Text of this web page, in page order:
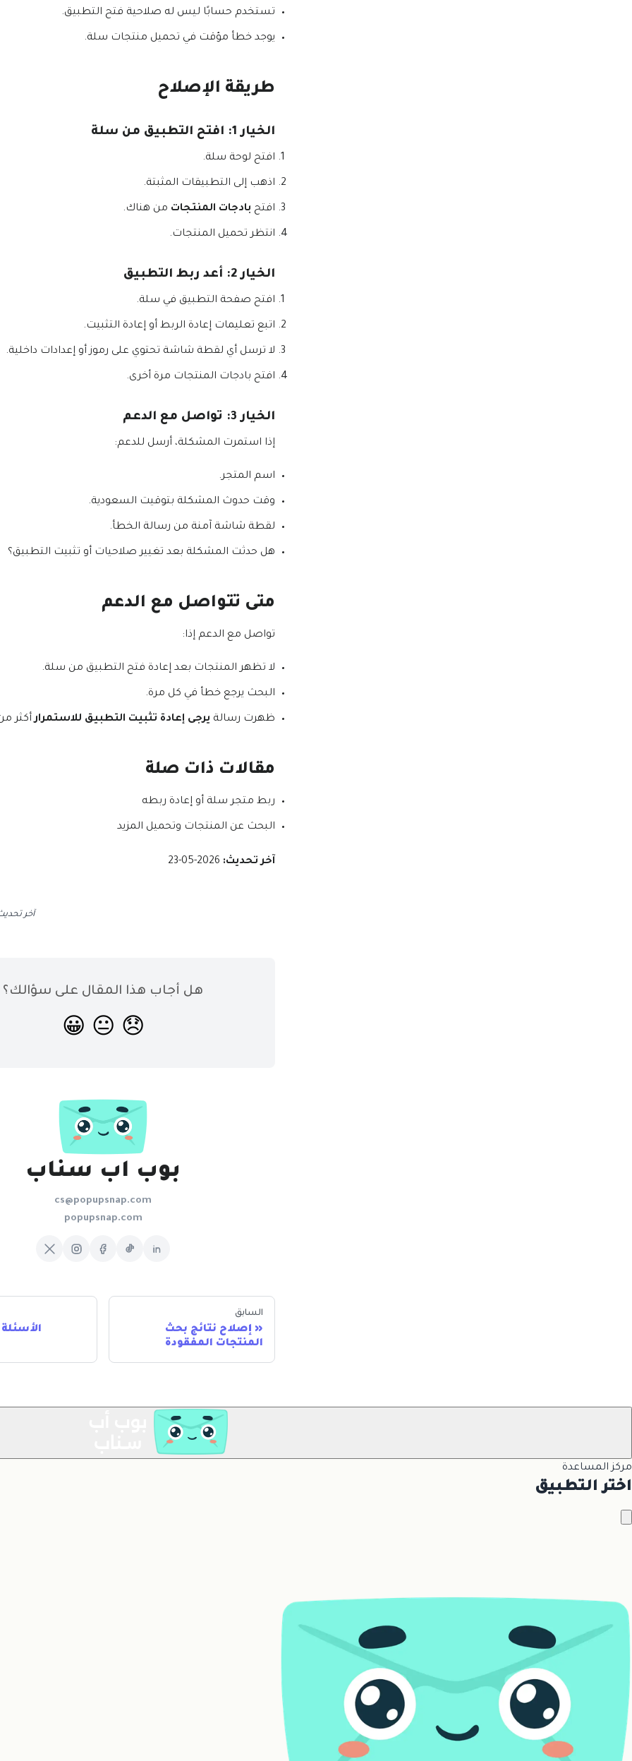
تستخدم حسابًا ليس له صلاحية فتح التطبيق.
يوجد خطأ مؤقت في تحميل منتجات سلة.
طريقة الإصلاح
الخيار 1: افتح التطبيق من سلة
افتح لوحة سلة.
اذهب إلى التطبيقات المثبتة.
افتح بادجات المنتجات من هناك.
انتظر تحميل المنتجات.
الخيار 2: أعد ربط التطبيق
افتح صفحة التطبيق في سلة.
اتبع تعليمات إعادة الربط أو إعادة التثبيت.
لا ترسل أي لقطة شاشة تحتوي على رموز أو إعدادات داخلية.
افتح بادجات المنتجات مرة أخرى.
الخيار 3: تواصل مع الدعم
إذا استمرت المشكلة، أرسل للدعم:
اسم المتجر.
وقت حدوث المشكلة بتوقيت السعودية.
لقطة شاشة آمنة من رسالة الخطأ.
هل حدثت المشكلة بعد تغيير صلاحيات أو تثبيت التطبيق؟
متى تتواصل مع الدعم
تواصل مع الدعم إذا:
لا تظهر المنتجات بعد إعادة فتح التطبيق من سلة.
البحث يرجع خطأ في كل مرة.
ظهرت رسالة يرجى إعادة تثبيت التطبيق للاستمرارأكثر
مقالات ذات صلة
ربط متجر سلة أو إعادة ربطه
البحث عن المنتجات وتحميل المزيد
آخر تحديث:
آخر
هل أجاب هذا المقال على سؤالك؟
😞
😐
😀
بوب اب سناب
cs@popupsnap.com
popupsnap.com
السابق
إصلاح نتائج بحث
المنتجات المفقودة
مركز المساعدة
اختر التطبيق